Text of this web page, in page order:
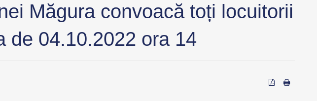
Măgura convoacă toți locuitorii
de 04.10.2022 ora 14